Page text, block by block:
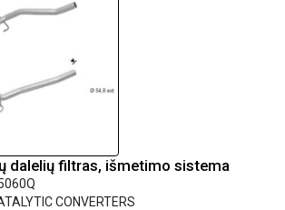
dalelių filtras, išmetimo sistema
CONVERTERS